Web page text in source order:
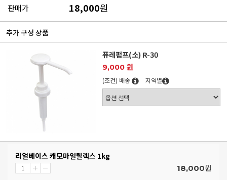
판매가 18,000원
추가 구성 상품
퓨레펌프(소) R-30
9,000 원
(조건) 배송 지역별
리얼베이스 캐모마일릴렉스 1kg
18,000원